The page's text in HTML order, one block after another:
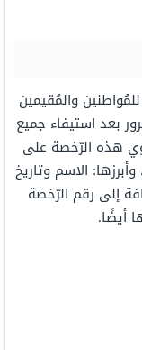
والمُقيمين
بعد استيفاء جميع
هذه الرّخصة على
الاسم وتاريخ
إلى رقم الرّخصة
أيضًا.